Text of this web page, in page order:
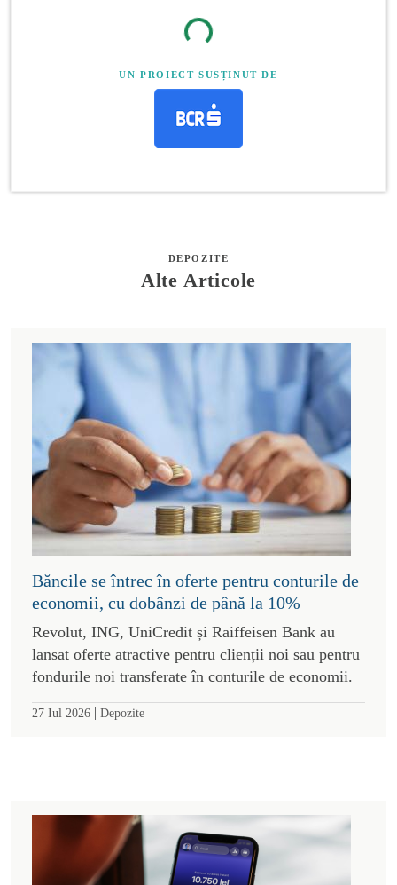
UN PROIECT SUSȚINUT DE
DEPOZITE
Alte Articole
Băncile se întrec în oferte pentru conturile de
economii, cu dobânzi de până la 10%
Revolut, ING, UniCredit și Raiffeisen Bank au
lansat oferte atractive pentru clienții noi sau pentru
fondurile noi transferate în conturile de economii.
27 Iul 2026 | Depozite